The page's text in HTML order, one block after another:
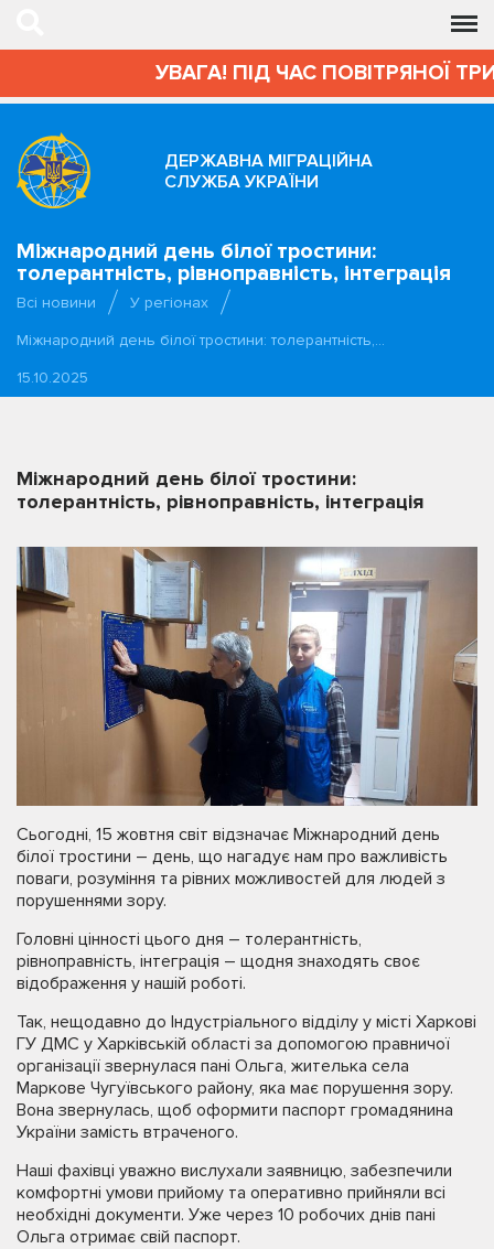
УВАГА! ПІД ЧАС ПОВІТРЯНОЇ
ДЕРЖАВНА МІГРАЦІЙНА
СЛУЖБА УКРАЇНИ
Міжнародний день білої тростини:
толерантність, рівноправність, інтеграція
Всі новини
У регіонах
Міжнародний день білої тростини: толерантність,…
15.10.2025
Міжнародний день білої тростини:
толерантність, рівноправність, інтеграція
Сьогодні, 15 жовтня світ відзначає Міжнародний день
білої тростини – день, що нагадує нам про важливість
поваги, розуміння та рівних можливостей для людей з
порушеннями зору.
Головні цінності цього дня – толерантність,
рівноправність, інтеграція – щодня знаходять своє
відображення у нашій роботі.
Так, нещодавно до Індустріального відділу у місті Харкові
ГУ ДМС у Харківській області за допомогою правничої
організації звернулася пані Ольга, жителька села
Маркове Чугуївського району, яка має порушення зору.
Вона звернулась, щоб оформити паспорт громадянина
України замість втраченого.
Наші фахівці уважно вислухали заявницю, забезпечили
комфортні умови прийому та оперативно прийняли всі
необхідні документи. Уже через 10 робочих днів пані
Ольга отримає свій паспорт.